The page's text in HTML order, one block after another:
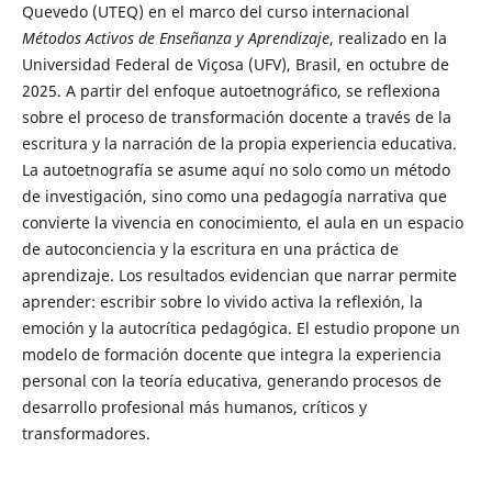
Quevedo (UTEQ) en el marco del curso internacional
Métodos Activos de Enseñanza y Aprendizaje, realizado en la
Universidad Federal de Viçosa (UFV), Brasil, en octubre de
2025. A partir del enfoque autoetnográfico, se reflexiona
sobre el proceso de transformación docente a través de la
escritura y la narración de la propia experiencia educativa.
La autoetnografía se asume aquí no solo como un método
de investigación, sino como una pedagogía narrativa que
convierte la vivencia en conocimiento, el aula en un espacio
de autoconciencia y la escritura en una práctica de
aprendizaje. Los resultados evidencian que narrar permite
aprender: escribir sobre lo vivido activa la reflexión, la
emoción y la autocrítica pedagógica. El estudio propone un
modelo de formación docente que integra la experiencia
personal con la teoría educativa, generando procesos de
desarrollo profesional más humanos, críticos y
transformadores.